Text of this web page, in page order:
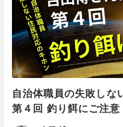
自治体職員の失敗しな
第４回 釣り餌にご注意